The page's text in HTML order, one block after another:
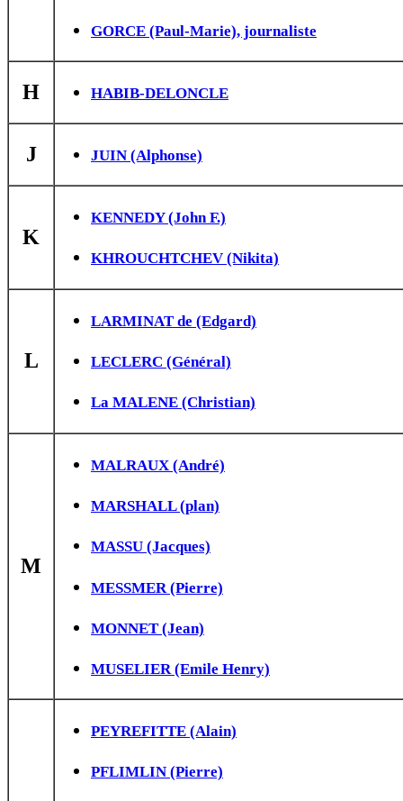
GORCE (Paul-Marie), journaliste
H HABIB-DELONCLE
J JUIN (Alphonse)
K
KENNEDY (John F.)
KHROUCHTCHEV (Nikita)
L
LARMINAT de (Edgard)
LECLERC (Général)
La MALENE (Christian)
M
MALRAUX (André)
MARSHALL (plan)
MASSU (Jacques)
MESSMER (Pierre)
MONNET (Jean)
MUSELIER (Emile Henry)
PEYREFITTE (Alain)
PFLIMLIN (Pierre)